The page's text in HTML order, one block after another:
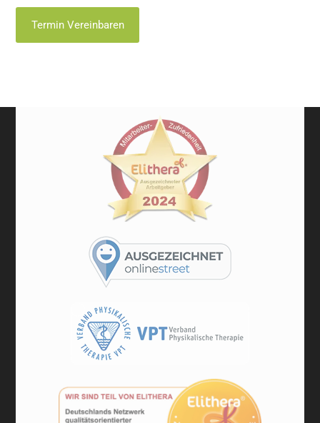
Termin Vereinbaren